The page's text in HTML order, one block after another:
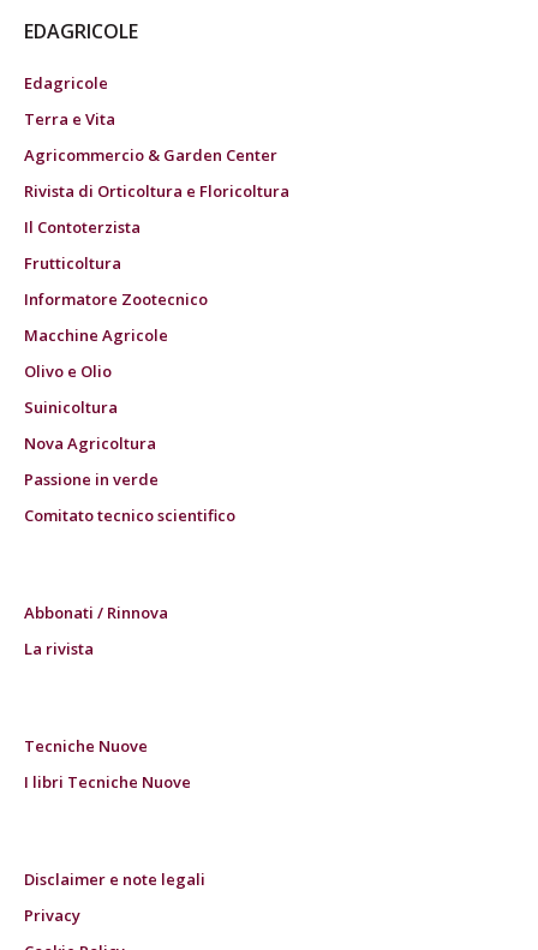
EDAGRICOLE
Edagricole
Terra e Vita
Agricommercio & Garden Center
Rivista di Orticoltura e Floricoltura
Il Contoterzista
Frutticoltura
Informatore Zootecnico
Macchine Agricole
Olivo e Olio
Suinicoltura
Nova Agricoltura
Passione in verde
Comitato tecnico scientifico
Abbonati / Rinnova
La rivista
Tecniche Nuove
I libri Tecniche Nuove
Disclaimer e note legali
Privacy